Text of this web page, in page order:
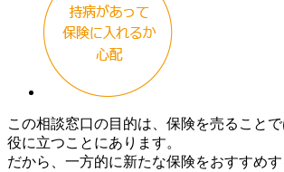
この相談窓口の目的は、保険を売ること
役に立つことにあります。
だから、一方的に新たな保険をおすすめ